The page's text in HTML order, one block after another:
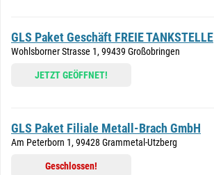
GLS Paket Geschäft FREIE TANKSTELLE
Wohlsborner Strasse 1, 99439 Großobringen
JETZT GEÖFFNET!
GLS Paket Filiale Metall-Brach GmbH
Am Peterborn 1, 99428 Grammetal-Utzberg
Geschlossen!